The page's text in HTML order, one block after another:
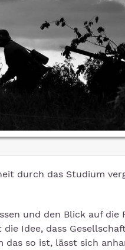
durch das Studium
und den Blick auf
Idee, dass
so ist, lässt sich